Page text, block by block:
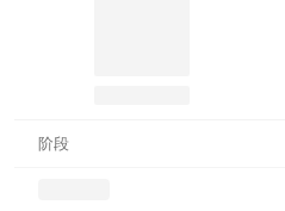
阶段